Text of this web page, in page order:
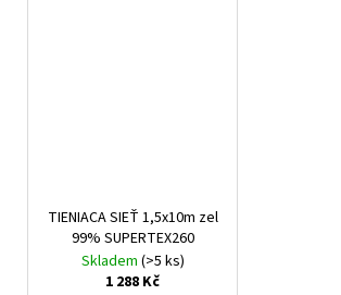
TIENIACA SIEŤ 1,5x10m zel
99% SUPERTEX260
Skladem (>5 ks)
1 288 Kč